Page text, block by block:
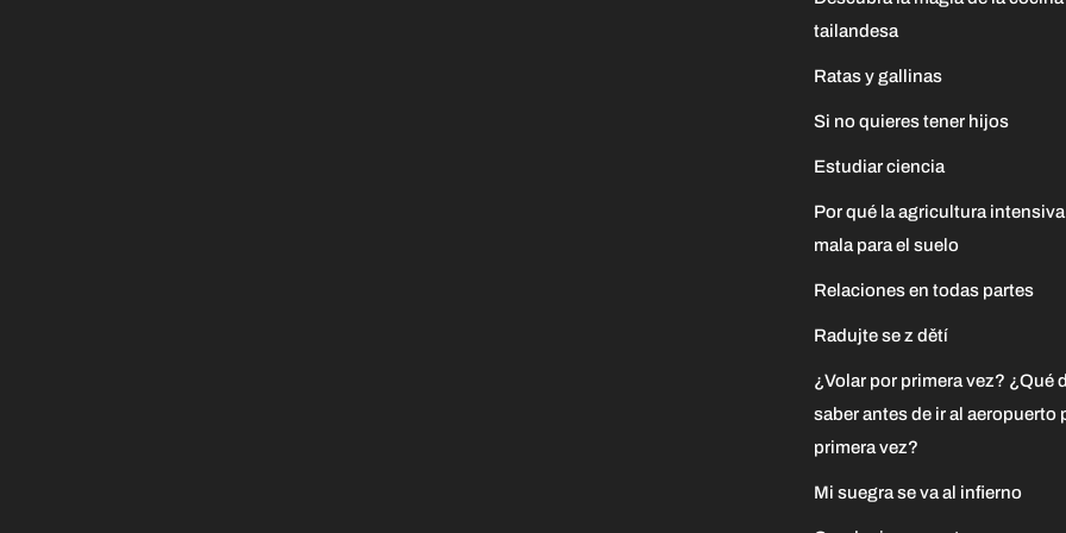
tailandesa
Ratas y gallinas
Si no quieres tener hijos
Estudiar ciencia
Por qué la agricultura
mala para el suelo
Relaciones en todas partes
Radujte se z dětí
¿Volar por primera vez? ¿Qué
saber antes de ir al aeropuerto
primera vez?
Mi suegra se va al infierno